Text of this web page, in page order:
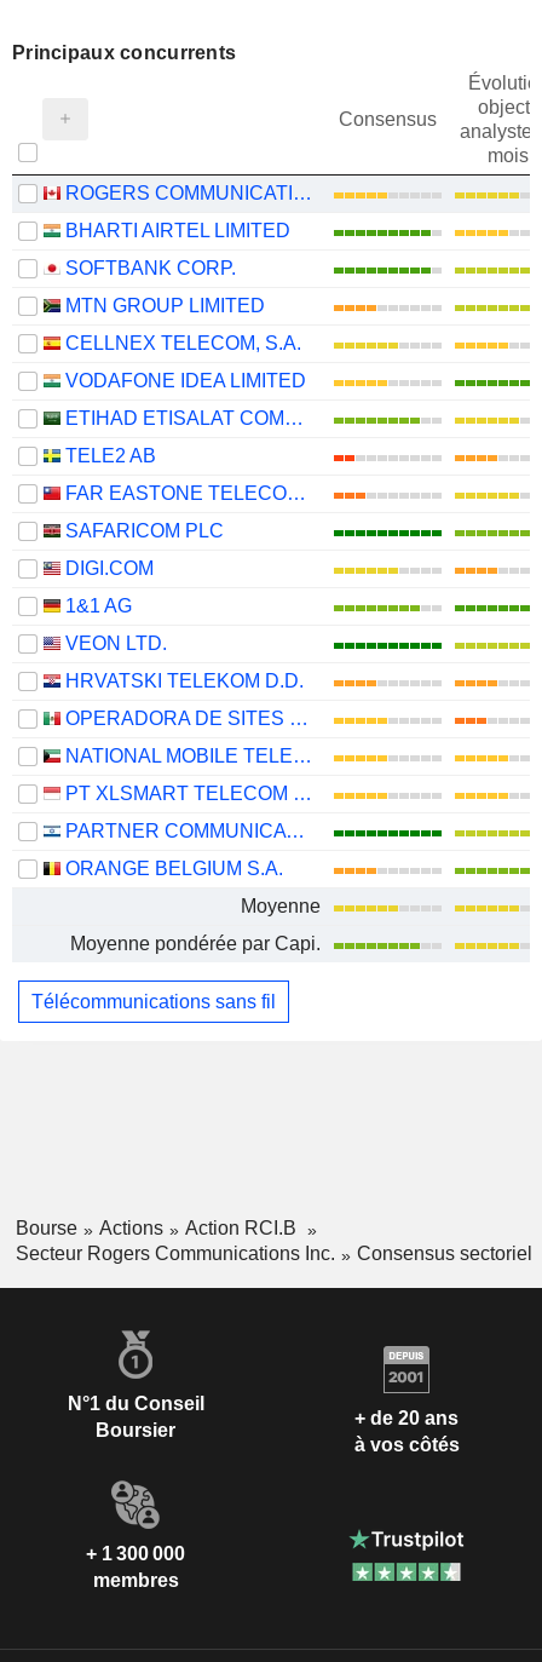
Principaux concurrents
Consensus
objectif
mois
ROGERS COMMUNICATIONS INC.
BHARTI AIRTEL LIMITED
SOFTBANK CORP.
MTN GROUP LIMITED
CELLNEX TELECOM, S.A.
VODAFONE IDEA LIMITED
ETIHAD ETISALAT COMPANY
TELE2 AB
FAR EASTONE TELECOMMUNICATIONS CO., LTD.
SAFARICOM PLC
DIGI.COM
1&1 AG
VEON LTD.
HRVATSKI TELEKOM D.D.
OPERADORA DE SITES MEXICANOS, S.A.B. DE C.V.
NATIONAL MOBILE TELECOMMUNICATIONS COMPANY K.S.C.P.
PT XLSMART TELECOM SEJAHTERA TBK
PARTNER COMMUNICATIONS COMPANY LTD.
ORANGE BELGIUM S.A.
Moyenne
Moyenne pondérée par Capi.
Télécommunications sans fil
Bourse Actions
Action RCI.B
Secteur Rogers Communications Inc.
Consensus sectoriel
N°1 du Conseil
Boursier
+ de 20 ans
à vos côtés
+ 1 300 000
membres